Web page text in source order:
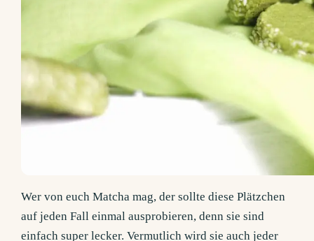
Wer von euch Matcha mag, der sollte diese Plätzchen
auf jeden Fall einmal ausprobieren, denn sie sind
einfach super lecker. Vermutlich wird sie auch jeder